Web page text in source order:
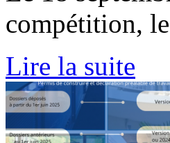
compétition,
Lire la suite